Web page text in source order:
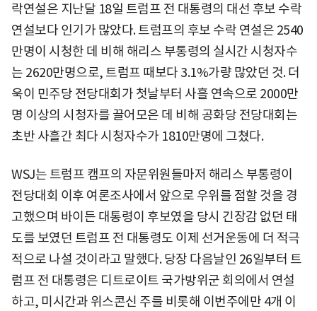
락연설은 지난달 18일 트럼프 전 대통령의 대선 후보 수락
연설보다 인기가 많았다. 트럼프의 후보 수락 연설은 2540
만명이 시청한 데 비해 해리스 부통령의 실시간 시청자수
는 2620만명으로, 트럼프 때보다 3.1%가량 많았던 것. 더
욱이 민주당 전당대회가 첫날부터 사흘 연속으로 2000만
명 이상의 시청자를 끌어모은 데 비해 공화당 전당대회는
초반 사흘간 최다 시청자수가 1810만명에 그쳤다.
WSJ는 트럼프 캠프의 자문위원들마저 해리스 부통령이
전당대회 이후 여론조사에서 앞으로 우위를 점할 것을 경
고했으며 바이든 대통령이 후보였을 당시 긴장감 없던 태
도를 보였던 트럼프 전 대통령도 이제 선거운동에 더 적극
적으로 나설 것이라고 말했다. 당장 다음날인 26일부터 트
럼프 전 대통령은 디트로이트 국가방위군 회의에서 연설
하고, 미시간과 위스콘신 주를 비롯해 이번주에만 4개 이